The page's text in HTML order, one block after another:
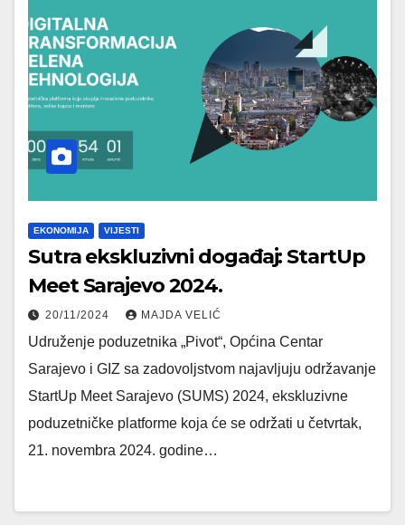
EKONOMIJA VIJESTI
Sutra ekskluzivni događaj: StartUp
Meet Sarajevo 2024.
20/11/2024 MAJDA VELIĆ
Udruženje poduzetnika „Pivot“, Općina Centar
Sarajevo i GIZ sa zadovoljstvom najavljuju održavanje
StartUp Meet Sarajevo (SUMS) 2024, ekskluzivne
poduzetničke platforme koja će se održati u četvrtak,
21. novembra 2024. godine…